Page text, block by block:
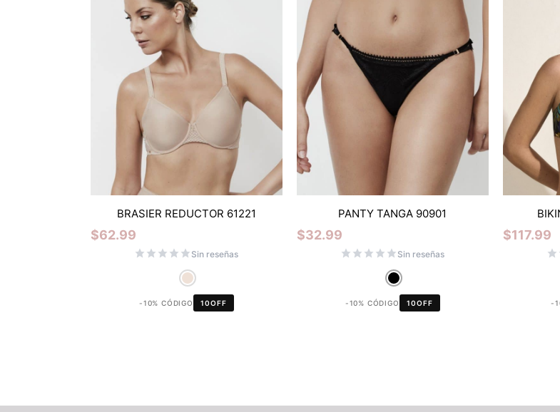
BRASIER REDUCTOR 61221
$62.99
Sin reseñas
-10% CÓDIGO 10OFF
PANTY TANGA 90901
$32.99
Sin reseñas
-10% CÓDIGO 10OFF
$117.99
-